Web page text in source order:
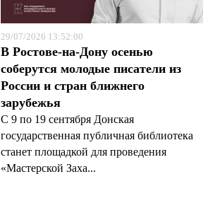
29/07/2026 13:52:00
В Ростове-на-Дону осенью
соберутся молодые писатели из
России и стран ближнего
зарубежья
С 9 по 19 сентября Донская
государственная публичная библиотека
станет площадкой для проведения
«Мастерской Заха...